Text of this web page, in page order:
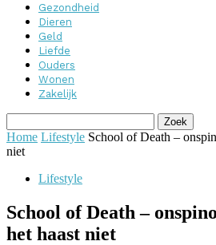
Gezondheid
Dieren
Geld
Liefde
Ouders
Wonen
Zakelijk
Home Lifestyle School of Death –
niet
Lifestyle
School of Death –
het haast niet